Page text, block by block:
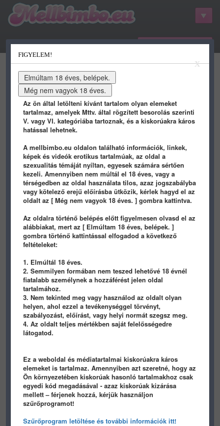
belépés / regisztráció
kategóriák hots gifs porn
youtube qdb
slevin082képei - 57 oldal
1
139 0 1
Slevin082
1
126 1 0
Slevin082
Előző 1 ... 56 57 58
59
...
63 Következő
X
FIGYELEM!
Az ön által letölteni kívánt tartalom olyan elemeket
tartalmaz, amelyek Mttv. által rögzített besorolás szerinti
V. vagy VI. kategóriába tartoznak, és a kiskorúakra káros
hatással lehetnek.
A mellbimbo.eu oldalon található információk, linkek,
képek és videók erotikus tartalmúak, az oldal a
szexualitás témáját nyíltan, egyesek számára sértően
kezeli. Amennyiben nem múltál el 18 éves, vagy a
térségedben az oldal használata tilos, azaz jogszabályba
vagy kötelező erejű előírásba ütközik, kérlek hagyd el az
oldalt az [ Még nem vagyok 18 éves. ] gombra kattintva.
Az oldalra történő belépés előtt figyelmesen olvasd el az
alábbiakat, mert az [ Elmúltam 18 éves, belépek. ]
gombra történő kattintással elfogadod a következő
feltételeket:
1. Elmúltál 18 éves.
2. Semmilyen formában nem teszed lehetővé 18 évnél
fiatalabb személynek a hozzáférést jelen oldal
tartalmához.
3. Nem tekinted meg vagy használod az oldalt olyan
helyen, ahol ezzel a tevékenységgel törvényt,
szabályozást, előírást, vagy helyi normát szegsz meg.
4. Az oldalt teljes mértékben saját felelősségedre
látogatod.
Ez a weboldal és médiatartalmai kiskorúakra káros
elemeket is tartalmaz. Amennyiben azt szeretné, hogy az
Ön környezetében kiskorúak hasonló tartalmakhoz csak
egyedi kód megadásával - azaz kiskorúak kizárása
mellett – férjenek hozzá, kérjük használjon
szűrőprogramot!
Szűrőprogram letöltése és további információk itt!